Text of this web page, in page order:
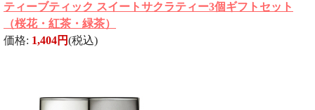
ティーブティック スイートサクラティー3個ギフトセット
（桜花・紅茶・緑茶）
価格: 1,404円(税込)